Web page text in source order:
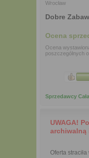
Wrocław
Dobre
Ocena
Ocena
poszczególnych
Sprzedawcy
UWAGA!
archiwalną
Oferta